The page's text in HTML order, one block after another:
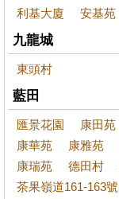
利基大廈 安基苑
九龍城
東頭村
藍田
匯景花園 康田苑
康華苑
康雅苑
康瑞苑
德田村
茶果嶺道161-163號